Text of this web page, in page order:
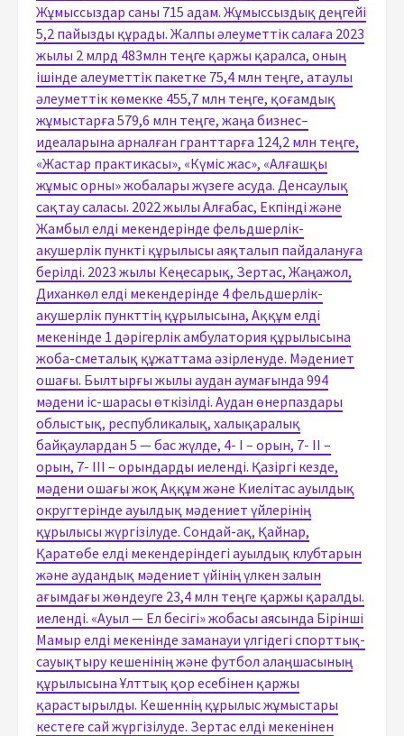
Жұмыссыздар саны 715 адам. Жұмыссыздық деңгейі
5,2 пайызды құрады. Жалпы әлеуметтік салаға 2023
жылы 2 млрд 483млн теңге қаржы қаралса, оның
ішінде алеуметтік пакетке 75,4 млн теңге, атаулы
әлеуметтік көмекке 455,7 млн теңге, қоғамдық
жұмыстарға 579,6 млн теңге, жаңа бизнес–
идеаларына арналған гранттарға 124,2 млн теңге,
«Жастар практикасы», «Күміс жас», «Алғашқы
жұмыс орны» жобалары жүзеге асуда. Денсаулық
сақтау саласы. 2022 жылы Алғабас, Екпінді және
Жамбыл елді мекендерінде фельдшерлік-
акушерлік пункті құрылысы аяқталып пайдалануға
берілді. 2023 жылы Кеңесарық, Зертас, Жаңажол,
Диханкөл елді мекендерінде 4 фельдшерлік-
акушерлік пункттің құрылысына, Аққұм елді
мекенінде 1 дәрігерлік амбулатория құрылысына
жоба-сметалық құжаттама әзірленуде. Мәдениет
ошағы. Былтырғы жылы аудан аумағында 994
мәдени іс-шарасы өткізілді. Аудан өнерпаздары
облыстық, республикалық, халықаралық
байқаулардан 5 — бас жүлде, 4- І – орын, 7- ІІ –
орын, 7- ІII – орындарды иеленді. Қазіргі кезде,
мәдени ошағы жоқ Аққұм және Киелітас ауылдық
округтерінде ауылдық мәдениет үйлерінің
құрылысы жүргізілуде. Сондай-ақ, Қайнар,
Қаратөбе елді мекендеріндегі ауылдық клубтарын
және аудандық мәдениет үйінің үлкен залын
ағымдағы жөндеуге 23,4 млн теңге қаржы қаралды.
иеленді. «Ауыл — Ел бесігі» жобасы аясында Бірінші
Мамыр елді мекенінде заманауи үлгідегі спорттық-
сауықтыру кешенінің және футбол алаңшасының
құрылысына Ұлттық қор есебінен қаржы
қарастырылды. Кешеннің құрылыс жұмыстары
кестеге сай жүргізілуде. Зертас елді мекенінен